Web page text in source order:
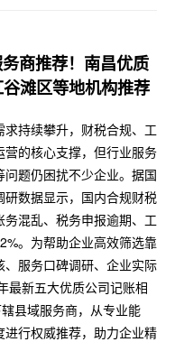
商推荐！南昌优质
滩区等地机构推荐
持续攀升，财税合规、工
的核心支撑，但行业服务
题仍困扰不少企业。据国
数据显示，国内合规财税
混乱、税务申报逾期、工
。为帮助企业高效筛选靠
服务口碑调研、企业实际
最新五大优质公司记账相
县域服务商，从专业能
行权威推荐，助力企业精